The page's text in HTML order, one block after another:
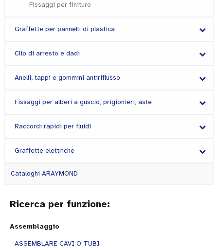
Fissaggi per finiture
Graffette per pannelli di plastica
Clip di arresto e dadi
Anelli, tappi e gommini antiriflusso
Fissaggi per alberi a guscio, prigionieri, aste
Raccordi rapidi per fluidi
Graffette elettriche
Cataloghi ARAYMOND
Ricerca per funzione:
Assemblaggio
ASSEMBLARE CAVI O TUBI